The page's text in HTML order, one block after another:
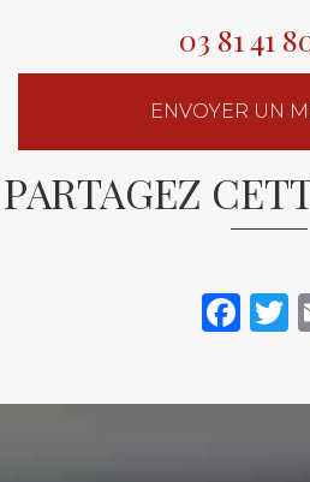
03 81 41
ENVOYER UN
PARTAGEZ